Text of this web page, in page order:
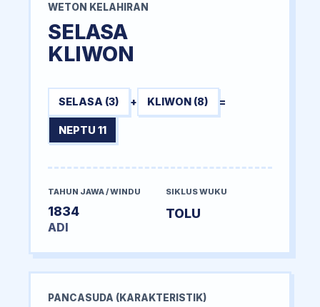
WETON KELAHIRAN
SELASA
KLIWON
SELASA (3) + KLIWON (8) =
NEPTU 11
TAHUN JAWA / WINDU
1834
ADI
SIKLUS WUKU
TOLU
PANCASUDA (KARAKTERISTIK)